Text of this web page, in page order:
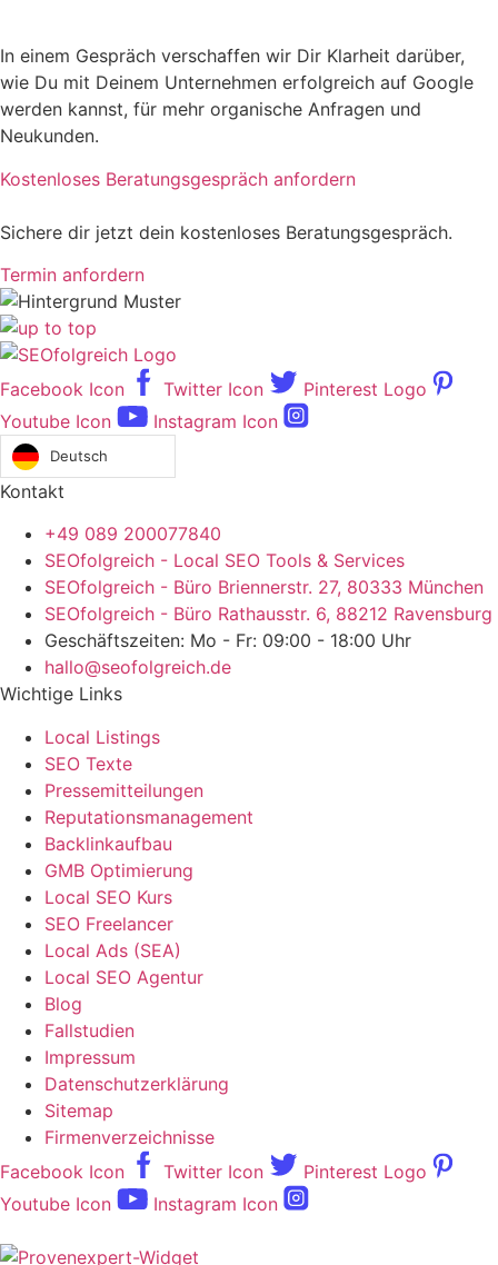
In einem Gespräch verschaffen wir Dir Klarheit darüber,
wie Du mit Deinem Unternehmen erfolgreich auf Google
werden kannst, für mehr organische Anfragen und
Neukunden.
Kostenloses Beratungsgespräch anfordern
Sichere dir jetzt dein kostenloses Beratungsgespräch.
Termin anfordern
Facebook Icon Twitter Icon
Pinterest Logo
Youtube Icon
Instagram Icon
Deutsch
Kontakt
+49 089 200077840
SEOfolgreich - Local SEO Tools & Services
SEOfolgreich - Büro Briennerstr. 27, 80333 München
SEOfolgreich - Büro Rathausstr. 6, 88212 Ravensburg
Geschäftszeiten: Mo - Fr: 09:00 - 18:00 Uhr
hallo@seofolgreich.de
Wichtige Links
Local Listings
SEO Texte
Pressemitteilungen
Reputationsmanagement
Backlinkaufbau
GMB Optimierung
Local SEO Kurs
SEO Freelancer
Local Ads (SEA)
Local SEO Agentur
Blog
Fallstudien
Impressum
Datenschutzerklärung
Sitemap
Firmenverzeichnisse
Facebook Icon
Twitter Icon
Pinterest Logo
Youtube Icon
Instagram Icon